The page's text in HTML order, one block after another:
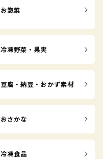
お惣菜
冷凍野菜・果実
豆腐・納豆・おかず素材
おさかな
冷凍食品